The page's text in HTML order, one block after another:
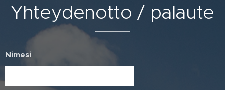
Yhteydenotto / palaute
Nimesi